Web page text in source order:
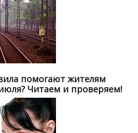
помогают жителям
Читаем и проверяем!